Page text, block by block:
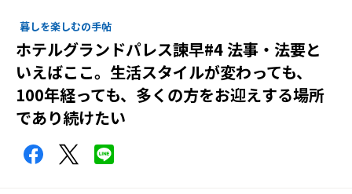
暮しを楽しむの手帖
ホテルグランドパレス諫早#4 法事・法要と
いえばここ。生活スタイルが変わっても、
100年経っても、多くの方をお迎えする場所
であり続けたい